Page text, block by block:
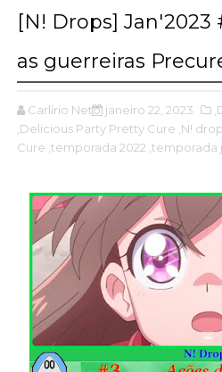
[N! Drops] Jan'2023
as guerreiras
Carlírio Neto janeiro 22, 2023
,Delicious Party Pretty Cure ,N!
Cure ,temporada 2022 ,temporada